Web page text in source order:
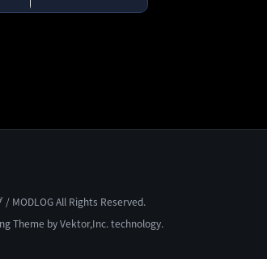
MODLOG All Rights Reserved.
Theme by Vektor,Inc. technology.